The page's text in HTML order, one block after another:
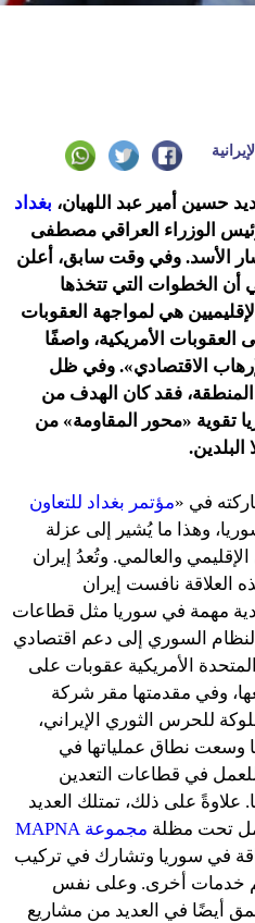
حسين أمير عبد اللهيان، بغداد
الوزراء العراقي مصطفى
الأسد. وفي وقت سابق، أعلن
أن الخطوات التي تتخذها
هي لمواجهة العقوبات
العقوبات الأمريكية، واصفًا
الاقتصادي». وفي ظل
المنطقة، فقد كان الهدف من
تقوية «محور المقاومة» من
في «مؤتمر بغداد للتعاون
وهذا ما يُشير إلى عزلة
والعالمي. وتُعدُ إيران
العلاقة نافست إيران
مهمة في سوريا مثل قطاعات
النظام السوري إلى دعم اقتصادي
الأمريكية عقوبات على
وفي مقدمتها مقر شركة
للحرس الثوري الإيراني،
وسعت نطاق عملياتها في
في قطاعات التعدين
علاوةً على ذلك، تمتلك العديد
تحت مظلة مجموعة MAPNA
في سوريا وتشارك في تركيب
خدمات أخرى. وعلى نفس
أيضًا في العديد من مشاريع